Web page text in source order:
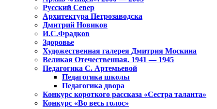
Русский Север
Архитектура Петрозаводска
Дмитрий Новиков
И.С.Фрадков
Здоровье
Художественная галерея Дмитрия Москина
Великая Отечественная. 1941 — 1945
Педагогика С. Артемьевой
Педагогика школы
Педагогика двора
Конкурс короткого рассказа «Сестра таланта»
Конкурс «Во весь голос»